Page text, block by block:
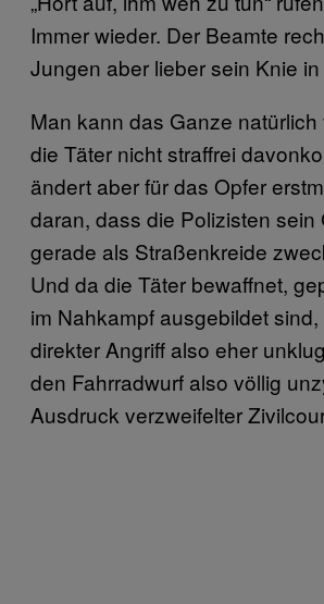
Immer wieder. Der Beamte
Jungen aber lieber sein Knie
Man kann das Ganze
die Täter nicht straffrei
ändert aber für das Opfer
daran, dass die Polizisten sein
gerade als Straßenkreide
Und da die Täter bewaffnet,
im Nahkampf ausgebildet
direkter Angriff also eher
den Fahrradwurf also völlig
Ausdruck verzweifelter